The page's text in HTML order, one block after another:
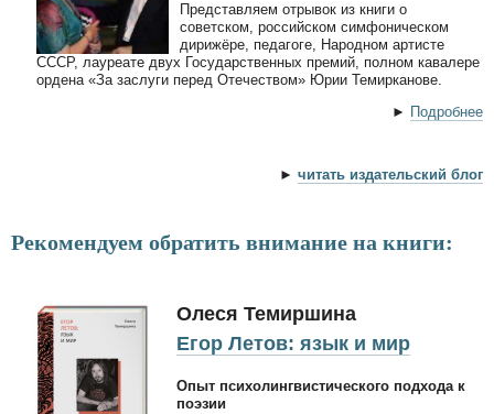
Представляем отрывок из книги о
советском, российском симфоническом
дирижёре, педагоге, Народном артисте
СССР, лауреате двух Государственных премий, полном кавалере
ордена «За заслуги перед Отечеством» Юрии Темирканове.
► Подробнее
► читать издательский блог
Рекомендуем обратить внимание на книги:
Олеся Темиршина
Егор Летов: язык и мир
Опыт психолингвистического подхода к
поэзии